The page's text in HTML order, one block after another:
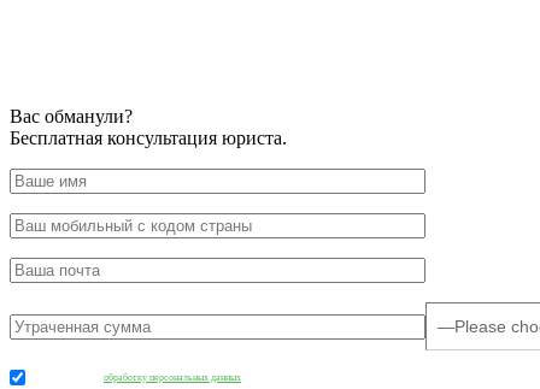
Вас обманули?
Бесплатная консультация юриста.
обработку персональных данных